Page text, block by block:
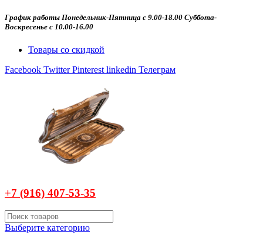
График работы Понедельник-Пятница с 9.00-18.00 Суббота-
Воскресенье с 10.00-16.00
Товары со скидкой
Facebook Twitter Pinterest linkedin Телеграм
+7 (916) 407-53-35
Выберите категорию